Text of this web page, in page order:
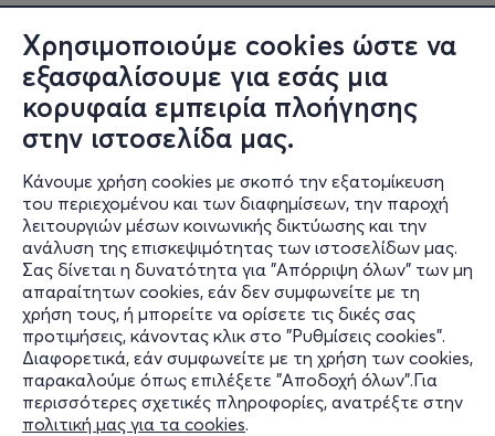
Χρησιμοποιούμε cookies ώστε να
εξασφαλίσουμε για εσάς μια
κορυφαία εμπειρία πλοήγησης
στην ιστοσελίδα μας.
Κάνουμε χρήση cookies με σκοπό την εξατομίκευση
του περιεχομένου και των διαφημίσεων, την παροχή
λειτουργιών μέσων κοινωνικής δικτύωσης και την
ανάλυση της επισκεψιμότητας των ιστοσελίδων μας.
Σας δίνεται η δυνατότητα για "Απόρριψη όλων" των μη
απαραίτητων cookies, εάν δεν συμφωνείτε με τη
χρήση τους, ή μπορείτε να ορίσετε τις δικές σας
προτιμήσεις, κάνοντας κλικ στο "Ρυθμίσεις cookies".
Διαφορετικά, εάν συμφωνείτε με τη χρήση των cookies,
παρακαλούμε όπως επιλέξετε "Αποδοχή όλων".Για
περισσότερες σχετικές πληροφορίες, ανατρέξτε στην
πολιτική μας για τα cookies.